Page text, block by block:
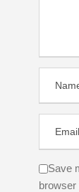
Save
browser